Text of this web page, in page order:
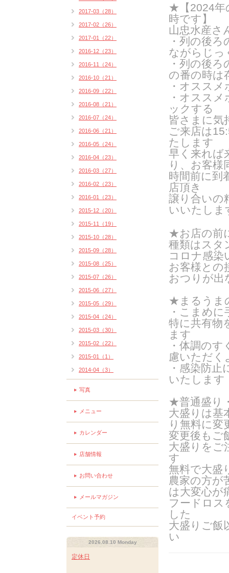
★【2024年
時です】
山忠水産さ
・列の後
ながらじっ
・列の後
の番の時は
・オスス
・オスス
ックする
皆さまに気
ご来店は
たします
早く来れば
り、お客様
時間前に到
店頂き
譲り合いの
いいたしま
★お店の前
種類はスタ
コロナ感染
お客様との
おつりが出
★まるうま
・こまめ
特に共有物
ます
・体調の
慮いただく
・感染防
いたします
★普通盛り
大盛りは基
り無料に変
変更後もご
大盛りをご
す
無料で大盛
農家の方が
は大変心が
フードロス
した
大盛りご飯
い
2017-03（28）
2017-02（26）
2017-01（22）
2016-12（23）
2016-11（24）
2016-10（21）
2016-09（22）
2016-08（21）
2016-07（24）
2016-06（21）
2016-05（24）
2016-04（23）
2016-03（27）
2016-02（23）
2016-01（23）
2015-12（20）
2015-11（19）
2015-10（28）
2015-09（28）
2015-08（25）
2015-07（26）
2015-06（27）
2015-05（29）
2015-04（24）
2015-03（30）
2015-02（22）
2015-01（1）
2014-04（3）
写真
メニュー
カレンダー
店舗情報
お問い合わせ
メールマガジン
イベント予約
2026.08.10 Monday
定休日